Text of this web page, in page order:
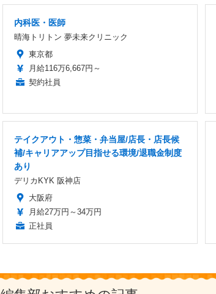
内科医・医師
晴海トリトン 夢未来クリニック
東京都
月給116万6,667円～
契約社員
テイクアウト・惣菜・弁当屋/店長・店長候
補/キャリアアップ目指せる環境/退職金制度
あり
デリカKYK 阪神店
大阪府
月給27万円～34万円
正社員